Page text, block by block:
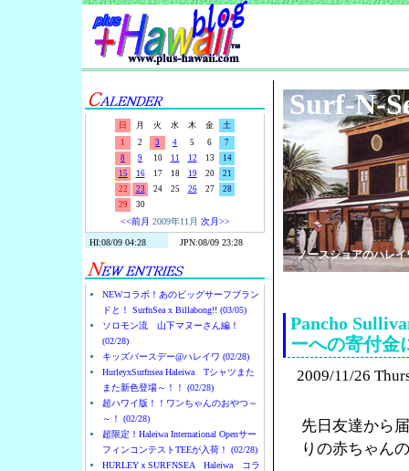
日 月 火 水 木 金
土
1
2 3 4 5 6
7
8
9 10 11 12 13
14
15
16 17 18 19 20
21
22
23 24 25 26 27
28
29
30
<<前月 2009年11月 次月>>
NEWコラボ！あのビッグサーフブラン
ドと！ SurfnSea x Billabong!! (03/05)
ソロモン流 山下マヌーさん編！
(02/28)
キッズバースデー@ハレイワ (02/28)
HurleyxSurfnsea Haleiwa Tシャツまた
また新色登場～！！ (02/28)
超ハワイ版！！ワンちゃんのおやつ～
～！ (02/28)
超限定！Haleiwa International Openサー
フィンコンテストTEEが入荷！ (02/28)
HURLEYｘSURFNSEA Haleiwa コラ
Surf-N-
ノースショアのハレ
Pancho
ーへの寄付金
2009/11/26
先日友達から
りの赤ちゃん